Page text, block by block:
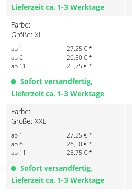
Lieferzeit ca. 1-3 Werktage
Farbe:
Größe: XL
ab 1
27,25 € *
ab 6
26,50 € *
ab 11
25,75 € *
Sofort versandfertig,
Lieferzeit ca. 1-3 Werktage
Farbe:
Größe: XXL
ab 1
27,25 € *
ab 6
26,50 € *
ab 11
25,75 € *
Sofort versandfertig,
Lieferzeit ca. 1-3 Werktage